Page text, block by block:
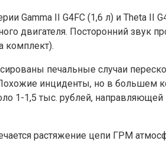
Gamma II G4FC (1,6 л) и Theta
двигателя. Посторонний
комплект).
печальные случаи
инциденты, но в большем
1-1,5 тыс. рублей,
растяжение цепи ГРМ